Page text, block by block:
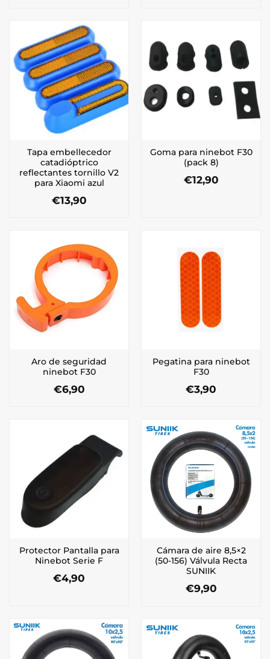
Tapa embellecedor
catadióptrico
reflectantes tornillo V2
para Xiaomi azul
€13,90
Goma para ninebot F30
(pack 8)
€12,90
Aro de seguridad
ninebot F30
€6,90
Pegatina para ninebot
F30
€3,90
Protector Pantalla para
Ninebot Serie F
€4,90
Cámara de aire 8,5×2
(50-156) Válvula Recta
SUNIIK
€9,90